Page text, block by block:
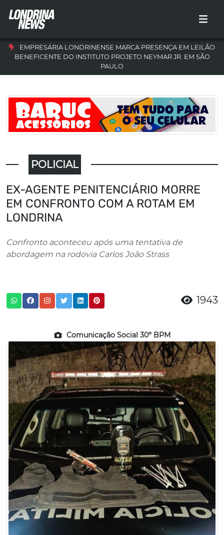
EMPRESÁRIA LONDRINENSE MARCA PRESENÇA EM LEILÃO
BENEFICENTE DO INSTITUTO PROJETO NEYMAR JR. EM SÃO
PAULO
POLICIAL
EX-AGENTE PENITENCIÁRIO MORRE
EM CONFRONTO COM A ROTAM EM
LONDRINA
Confronto aconteceu após uma tentativa de
abordagem na rodovia Carlos João Strass
1943
Comunicação Social 30º BPM